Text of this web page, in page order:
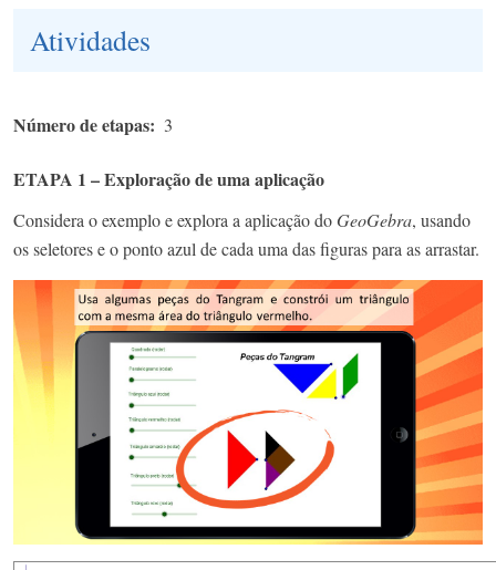
Atividades
Número de etapas 3
ETAPA 1 – Exploração de uma aplicação
Considera o exemplo e explora a aplicação doGeoGebra, usando
os seletores e o ponto azul de cada uma das figuras para as arrastar.